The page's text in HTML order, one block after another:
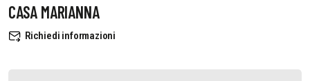
CASA MARIANNA
Richiedi informazioni